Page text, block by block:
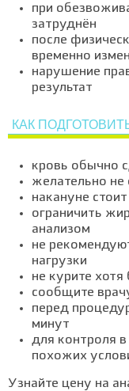
при
затруднён
после
временно
нарушение
результат
КАК
кровь обычно
желательно не
накануне
ограничить
анализом
не
нагрузки
не курите
сообщите
перед
минут
для контроля
похожих
Узнайте цену на